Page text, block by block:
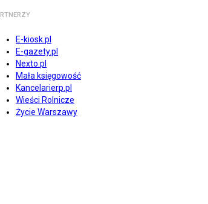
E-kiosk.pl
E-gazety.pl
Nexto.pl
Mała księgowość
Kancelarierp.pl
Wieści Rolnicze
Życie Warszawy